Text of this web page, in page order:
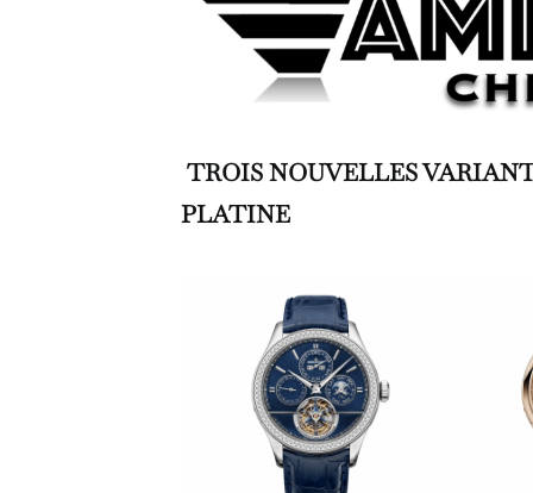
TROIS NOUVELLES
PLATINE